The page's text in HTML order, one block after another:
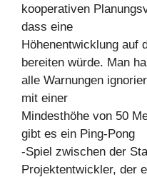
kooperativen
dass eine
Höhenentwicklung auf
bereiten würde. Man
alle Warnungen
mit einer
Mindesthöhe von 50
gibt es ein Ping-Pong
-Spiel zwischen der
Projektentwickler, der